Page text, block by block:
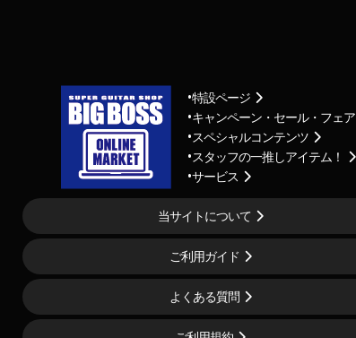
特設ページ
キャンペーン・セール・フェア
スペシャルコンテンツ
スタッフの一推しアイテム！
サービス
当サイトについて
ご利用ガイド
よくある質問